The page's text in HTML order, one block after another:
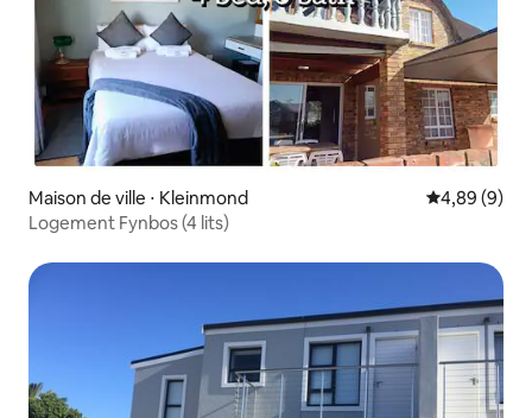
Maison de ville ⋅ Kleinmond Évaluation
4,89 (9)
Logement Fynbos (4 lits)